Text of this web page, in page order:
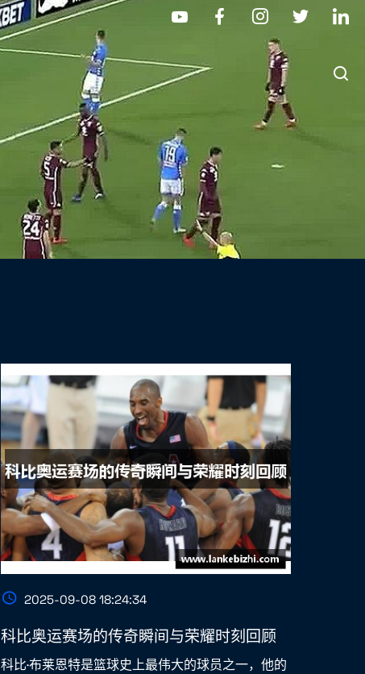
2025-09-08 18:24:34
科比奥运赛场的传奇瞬间与荣耀时刻回顾
科比·布莱恩特是篮球史上最伟大的球员之一，他的